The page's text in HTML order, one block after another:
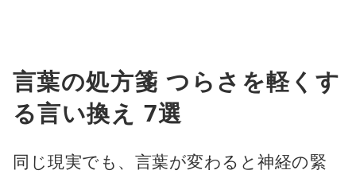
言葉の処方箋 つらさを軽くす
る言い換え 7選
同じ現実でも、言葉が変わると神経の緊